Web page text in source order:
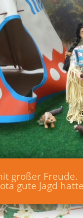
großer Freude.
gute Jagd